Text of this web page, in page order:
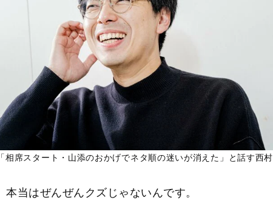
「相席スタート・山添のおかげでネタ順の迷いが消えた」と話す西村
本当はぜんぜんクズじゃないんです。